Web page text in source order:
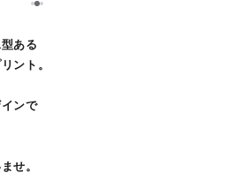
12
ある
ント。
ンで
せ。